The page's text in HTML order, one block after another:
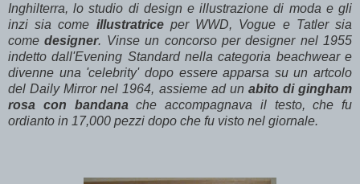
Inghilterra, lo studio di design e illustrazione di moda e gli
inzi sia come illustratrice per WWD, Vogue e Tatler sia
comedesigner. Vinse un concorso per designer nel 1955
indetto dall'Evening Standard nella categoria beachwear e
divenne una 'celebrity' dopo essere apparsa su un artcolo
del Daily Mirror nel 1964, assieme ad un abito di gingham
rosa con bandana che accompagnava il testo, che fu
ordianto in 17,000 pezzi dopo che fu visto nel giornale.